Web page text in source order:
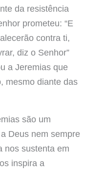
da resistência
prometeu: “E
contra ti,
diz o Senhor”
a Jeremias que
mesmo diante das
são um
Deus nem sempre
nos sustenta em
inspira a